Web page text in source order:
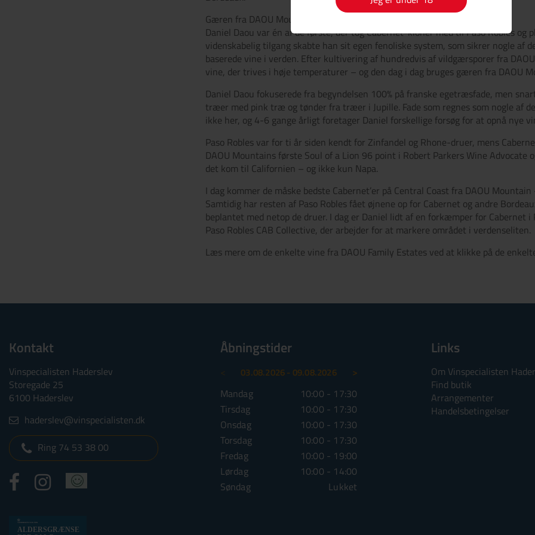
Gæren fra DAOU Mountain bruges i mere end 30 lande verden over
Daniel Daou var én af de første, der tog Cabernet-kloner med til Paso Robles
videnskabelig tilgang skabte han sit egen fenoliske system, som sikrer nogle
baserede vine i verden. Efter kultivering af hundredvis af vildgærsporer fra
vine, der trives i høje temperaturer – og den dag i dag bruges gæren fra DAOU
Daniel Daou fokuserede fra begyndelsen 100% på franske egetræsfade, men
træer med pink træ og tønder fra træer i Jupille. Fade som regnes som nogle af
ikke her, og 4-6 gange årligt foretager Daniel forskellige forsøg for at opnå nye
Paso Robles var for ti år siden kendt for Zinfandel og Rhone-druer, mens
DAOU Mountains første Soul of a Lion 96 point i Robert Parkers Wine Advocate
det kom til Californien – og ikke kun Napa.
I dag kommer de måske bedste Cabernet’er på Central Coast fra DAOU
Samtidig har resten af Paso Robles fået øjnene op for Cabernet og andre
beplantet med netop de druer. I dag er Daniel lidt af en forkæmper for Cabernet
Paso Robles CAB Collective, der arbejder for at markere området i verdenseliten.
Læs mere om de enkelte vine fra DAOU Family Estates ved at klikke på de
Kontakt
Vinspecialisten Haderslev
Storegade 25
6100 Haderslev
haderslev@vinspecialisten.dk
Ring 74 53 38 00
Åbningstider
>
03.08.2026 - 09.08.2026
Mandag
10:00 - 17:30
Tirsdag
10:00 - 17:30
Onsdag
10:00 - 17:30
Torsdag
10:00 - 17:30
Fredag
10:00 - 19:00
Lørdag
10:00 - 14:00
Søndag
Lukket
10.08.2026 - 16.08.2026
10:00 - 17:30
10:00 - 17:30Tirsdag
Links
Om Vinspecialisten
Find butik
Arrangementer
Handelsbetingelser
ALDERSGRÆNSE